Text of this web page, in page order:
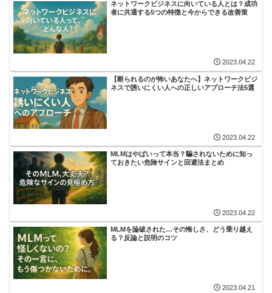
ネットワークビジネスに向いている人とは？成功
者に共通する5つの特徴と今からできる改善策
2023.04.22
【断られるのが怖いあなたへ】ネットワークビジ
ネスで誘いにくい人への正しいアプローチ法5選
2023.04.22
MLMはやばいって本当？騙されないために知っ
ておきたい危険サインと回避法まとめ
2023.04.22
MLMを論破された…その悔しさ、どう乗り越え
る？反論と説明のコツ
2023.04.21